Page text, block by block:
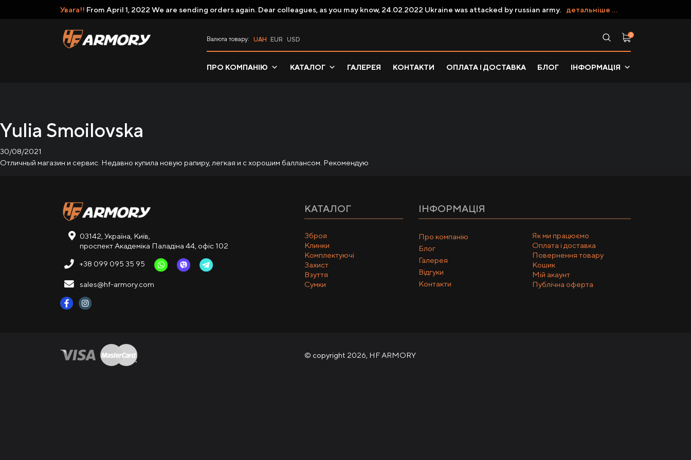
Увага!! From April 1, 2022 We are sending orders again. Dear colleagues, as you may know, 24.02.2022 Ukraine was attacked by russian army. детальніше ...
Валюта товару: UAH EUR USD
0
ПРО КОМПАНІЮ КАТАЛОГ ГАЛЕРЕЯ КОНТАКТИ ОПЛАТА І ДОСТАВКА БЛОГ ІНФОРМАЦІЯ
Yulia Smoilovska
30/08/2021
Отличный магазин и сервис. Недавно купила новую рапиру, легкая и с хорошим баллансом. Рекомендую
03142, Україна, Київ,
проспект Академіка Паладіна 44, офіс 102
+38 099 095 35 95
sales@hf-armory.com
КАТАЛОГ
Зброя
Клинки
Комплектуючі
Захист
Взуття
Сумки
ІНФОРМАЦІЯ
Про компанію
Блог
Галерея
Відгуки
Контакти
Як ми працюємо
Оплата і доставка
Повернення товару
Кошик
Мій акаунт
Публічна оферта
© copyright 2026, HF ARMORY